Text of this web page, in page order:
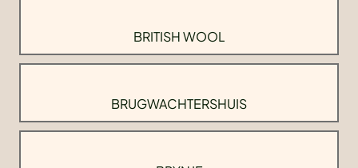
BRITISH WOOL
BRUGWACHTERSHUIS